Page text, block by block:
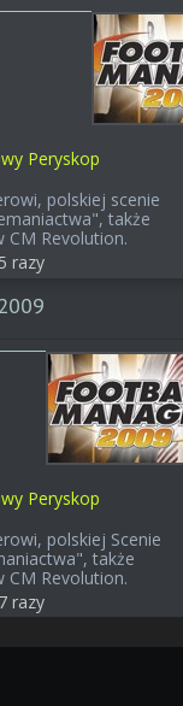
Peryskop
polskiej scenie
także
CM Revolution.
razy
Peryskop
polskiej Scenie
także
CM Revolution.
razy